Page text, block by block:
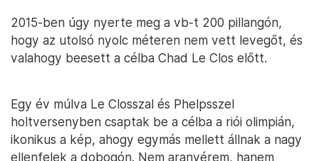
2015-ben úgy nyerte meg a vb-t 200 pillangón,
hogy az utolsó nyolc méteren nem vett levegőt, és
valahogy beesett a célba Chad Le Clos előtt.
Egy év múlva Le Closszal és Phelpsszel
holtversenyben csaptak be a célba a riói olimpián,
ikonikus a kép, ahogy egymás mellett állnak a nagy
ellenfelek a dobogón. Nem aranyérem, hanem